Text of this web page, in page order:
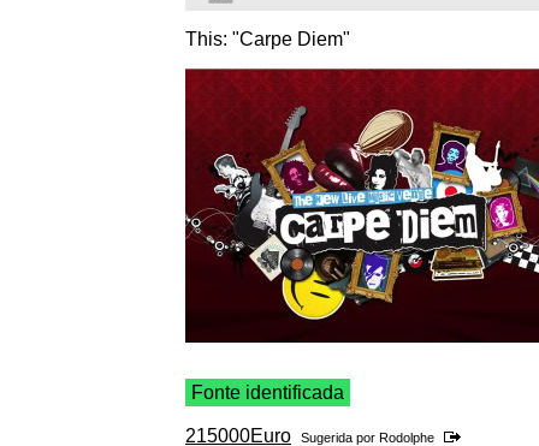
This: "Carpe Diem"
Fonte identificada
215000Euro Sugerida por Rodolphe